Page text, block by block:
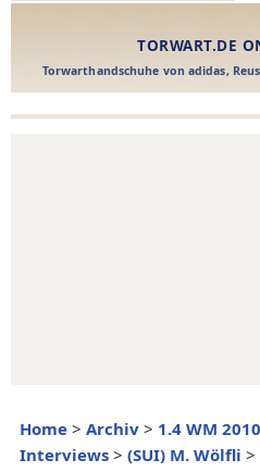
Home > Archiv > 1.4 WM
Interviews > (SUI) M. Wölfli >